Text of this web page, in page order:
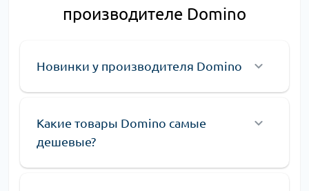
производителе Domino
Новинки у производителя Domino
Какие товары Domino самые
дешевые?